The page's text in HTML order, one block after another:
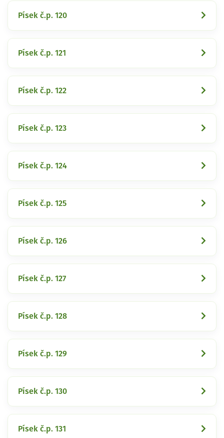
Písek č.p. 120
Písek č.p. 121
Písek č.p. 122
Písek č.p. 123
Písek č.p. 124
Písek č.p. 125
Písek č.p. 126
Písek č.p. 127
Písek č.p. 128
Písek č.p. 129
Písek č.p. 130
Písek č.p. 131